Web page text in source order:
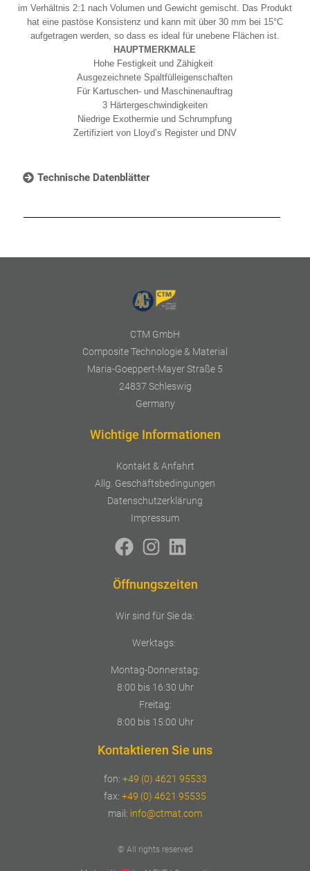
im Verhältnis 2:1 nach Volumen und Gewicht gemischt. Das Produkt
hat eine pastöse Konsistenz und kann mit über 30 mm bei 15°C
aufgetragen werden, so dass es ideal für unebene Flächen ist.
HAUPTMERKMALE
Hohe Festigkeit und Zähigkeit
Ausgezeichnete Spaltfülleigenschaften
Für Kartuschen- und Maschinenauftrag
3 Härtergeschwindigkeiten
Niedrige Exothermie und Schrumpfung
Zertifiziert von Lloyd’s Register und DNV
Technische Datenblätter
CTM GmbH
Composite Technologie & Material
Maria-Goeppert-Mayer Straße 5
24837 Schleswig
Germany
Wichtige Informationen
Kontakt & Anfahrt
Allg. Geschäftsbedingungen
Datenschutzerklärung
Impressum
Öffnungszeiten
Wir sind für Sie da:
Werktags:
Montag-Donnerstag:
8:00 bis 16:30 Uhr
Freitag:
8:00 bis 15:00 Uhr
Kontaktieren Sie uns
fon: +49 (0) 4621 95533
fax: +49 (0) 4621 95535
mail: info@ctmat.com
© All rights reserved